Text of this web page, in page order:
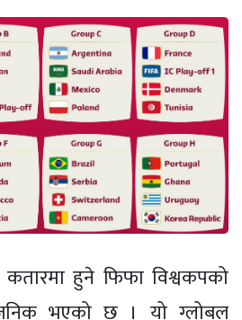
कतारमा हुने फिफा विश्वकपको
भएको छ । यो ग्लोबल